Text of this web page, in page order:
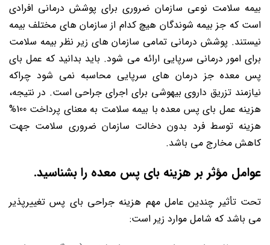
بیمه سلامت نوعی سازمان ضروری برای پوشش درمانی افرادی
است که جز بیمه شوندگان هیچ کدام از سازمان های مختلف بیمه
نیستند. پوشش درمانی تمامی سازمان های زیر نظر بیمه سلامت
برای امور درمانی سرپایی ارائه می شود. باید بدانید که عمل بای
پس معده جز درمان های سرپایی محاسبه نمی شود چراکه
نیازمند تزریق داروی بیهوشی برای اجرای جراحی است. در نتیجه،
هزینه عمل بای پس معده با بیمه سلامت به معنای پرداخت 100%
هزینه توسط فرد بدون دخالت سازمان ضروری سلامت جهت
کاهش مخارج می باشد.
عوامل مؤثر بر هزینه بای پس معده را بشناسید.
تحت تأثیر چندین عامل مهم هزینه جراحی بای پس تغییرپذیر
می باشد که شامل موارد زیر است: